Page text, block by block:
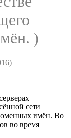
)
сети
имён. Во
во время